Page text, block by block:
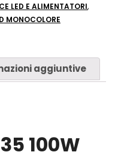
LED E ALIMENTATORI,
MONOCOLORE
aggiuntive
100W